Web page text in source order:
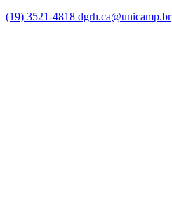
(19) 3521-4818 dgrh.ca@unicamp.br